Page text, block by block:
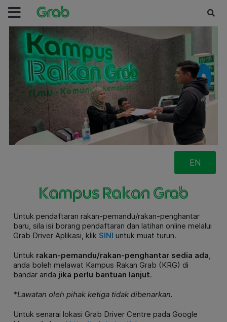
EN
Kampus Rakan Grab
Untuk pendaftaran rakan-pemandu/rakan-penghantar
baru, sila isi borang pendaftaran dan latihan online melalui
Grab Driver Aplikasi, klik SINI untuk muat turun.
Untuk rakan-pemandu/rakan-penghantar sedia ada,
anda boleh melawat Kampus Rakan Grab (KRG) di
bandar anda jika perlu bantuan lanjut.
*Lawatan oleh pihak ketiga tidak dibenarkan.
Untuk senarai lokasi Grab Driver Centre pada Google